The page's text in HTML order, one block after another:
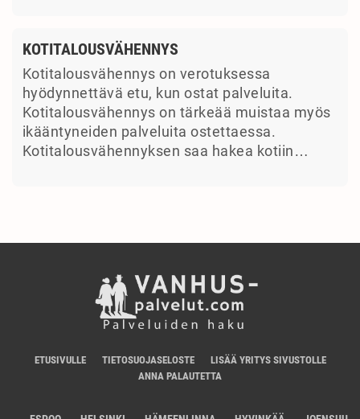
KOTITALOUSVÄHENNYS
Kotitalousvähennys on verotuksessa
hyödynnettävä etu, kun ostat palveluita.
Kotitalousvähennys on tärkeää muistaa myös
ikääntyneiden palveluita ostettaessa.
Kotitalousvähennyksen saa hakea kotiin…
ETUSIVULLE TIETOSUOJASELOSTE
LISÄÄ YRITYS SIVUSTOLLE
ANNA PALAUTETTA